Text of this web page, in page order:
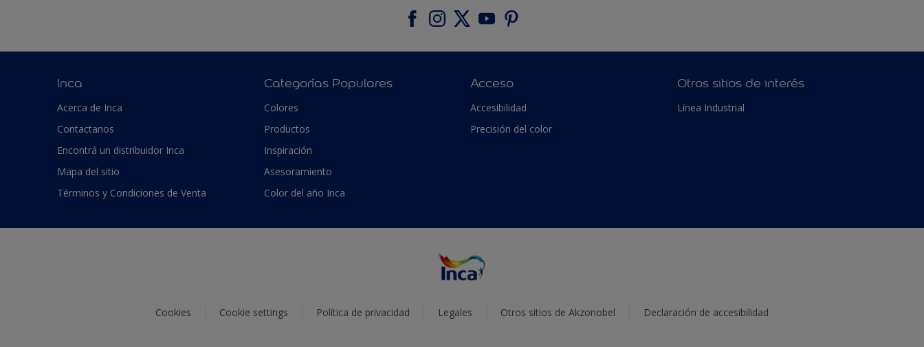
Inca
Acerca de Inca
Contactanos
Encontrá un distribuidor Inca
Mapa del sitio
Términos y Condiciones de Venta
Categorías Populares
Colores
Productos
Inspiración
Asesoramiento
Color del año Inca
Acceso
Accesibilidad
Precisión del color
Otros sitios de interés
Línea Industrial
Cookies Cookie settings Política de privacidad Legales Otros sitios de Akzonobel Declaración de accesibilidad